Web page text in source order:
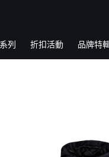
列 折扣活動 品牌特